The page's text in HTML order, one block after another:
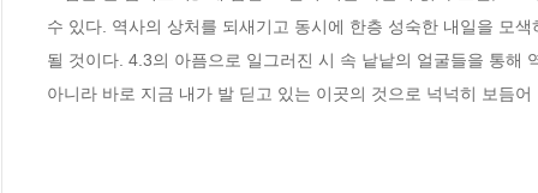
수 있다. 역사의 상처를 되새기고 동시에 한층 성숙한 내일을 모
될 것이다. 4.3의 아픔으로 일그러진 시 속 낱낱의 얼굴들을 통해
아니라 바로 지금 내가 발 딛고 있는 이곳의 것으로 넉넉히 보듬